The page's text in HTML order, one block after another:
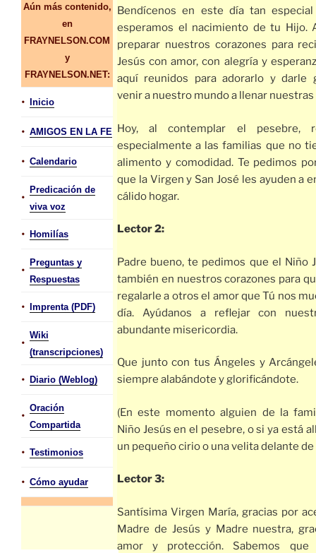
Aún más contenido,
en
FRAYNELSON.COM
y
FRAYNELSON.NET:
• Inicio
• AMIGOS EN LA FE
• Calendario
•
Predicación de
viva voz
• Homilías
•
Preguntas y
Respuestas
• Imprenta (PDF)
•
Wiki
(transcripciones)
• Diario (Weblog)
•
Oración
Compartida
• Testimonios
• Cómo ayudar
Bendícenos en este día tan
esperamos el nacimiento de tu Hijo.
preparar nuestros corazones para
Jesús con amor, con alegría y
aquí reunidos para adorarlo y darle
venir a nuestro mundo a llenar nuestras
Hoy, al contemplar el pesebre,
especialmente a las familias que no
alimento y comodidad. Te pedimos
que la Virgen y San José les ayuden a
cálido hogar.
Lector 2:
Padre bueno, te pedimos que el Niño
también en nuestros corazones para
regalarle a otros el amor que Tú nos
día. Ayúdanos a reflejar con
abundante misericordia.
Que junto con tus Ángeles y
siempre alabándote y glorificándote.
(En este momento alguien de la
Niño Jesús en el pesebre, o si ya está
un pequeño cirio o una velita delante de
Lector 3:
Santísima Virgen María, gracias por
Madre de Jesús y Madre nuestra,
amor y protección. Sabemos